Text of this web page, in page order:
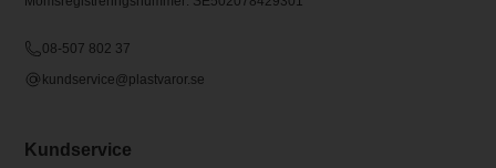
08-507 802 37
kundservice@plastvaror.se
Kundservice